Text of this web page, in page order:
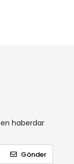
haberdar
Gönder